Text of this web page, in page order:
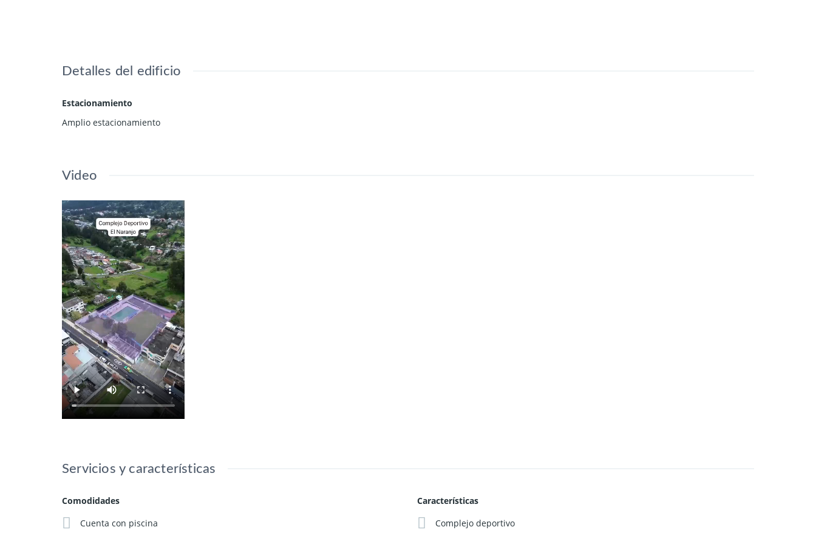
Detalles del edificio
Estacionamiento
Amplio estacionamiento
Video
Servicios y características
Comodidades
Cuenta con piscina
Características
Complejo deportivo